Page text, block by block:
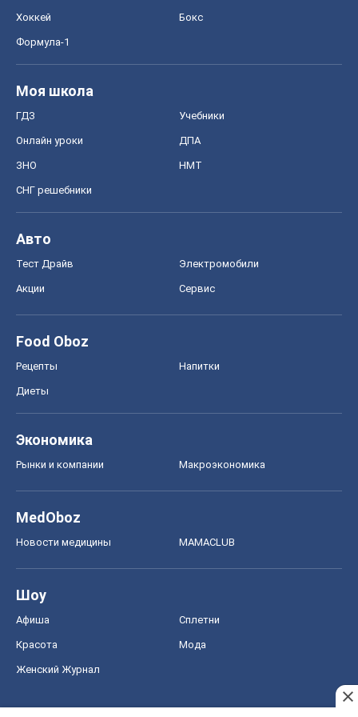
Хоккей Бокс
Формула-1
Моя школа
ГДЗ Учебники
Онлайн уроки ДПА
ЗНО НМТ
СНГ решебники
Авто
Тест Драйв Электромобили
Акции Сервис
Food Oboz
Рецепты Напитки
Диеты
Экономика
Рынки и компании Mакроэкономика
MedOboz
Новости медицины MAMACLUB
Шоу
Афиша Сплетни
Красота Мода
Женский Журнал